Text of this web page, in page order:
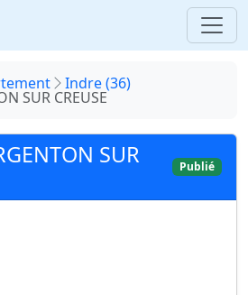
Indre (36)
SUR CREUSE
SUR
Publié